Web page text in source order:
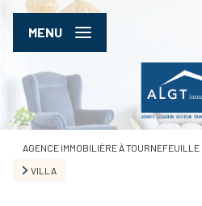
MENU
AGENCE IMMOBILIÈRE À TOURNEFEUILLE
VILLA